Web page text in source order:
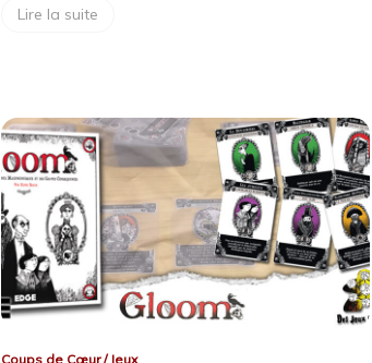
Lire la suite
Coups de Cœur/ Jeux